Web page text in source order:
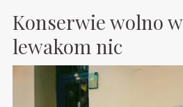
Konserwie wolno
lewakom nic